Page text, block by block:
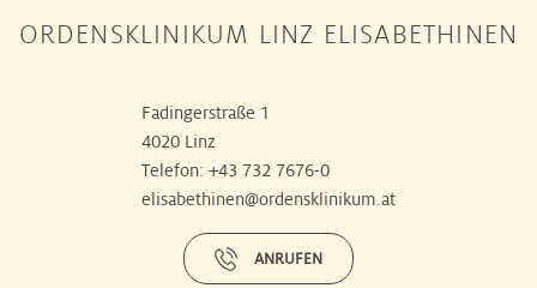
ORDENSKLINIKUM LINZ ELISABETHINEN
Fadingerstraße 1
4020 Linz
Telefon: +43 732 7676-0
elisabethinen@ordensklinikum.at
ANRUFEN